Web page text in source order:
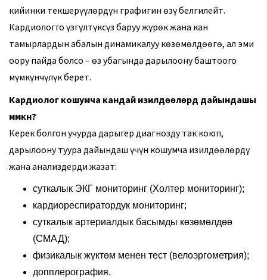
кийинки текшерүүлөрдүн графигин өзү белгилейт.
Кардиологго үзгүлтүксүз баруу жүрөк жана кан
тамырлардын абалын динамикалуу көзөмөлдөөгө, ал эми
оору пайда болсо – өз убагында дарылоону баштоого
мүмкүнчүлүк берет.
Кардиолог кошумча кандай изилдөөлөрдү дайындашы
мүмкүн?
Керек болгон учурда дарыгер диагнозду так коюп,
дарылоону туура дайындаш үчүн кошумча изилдөөлөрдү
жана анализдерди жазат:
суткалык ЭКГ мониторинг (Холтер мониторинг);
кардиореспиратордук мониторинг;
суткалык артериалдык басымды көзөмөлдөө
(СМАД);
физикалык жүктөм менен тест (велоэргометрия);
допплерография.